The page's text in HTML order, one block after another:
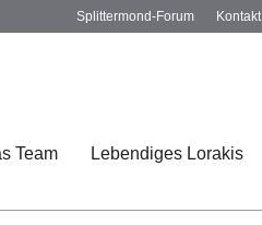
Kontakt
Splittermond-Forum
Team Lebendiges Lorakis